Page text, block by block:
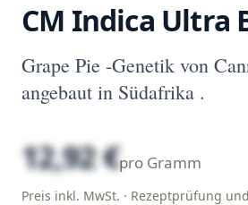
CM Indica Ultra
Grape Pie -Genetik von
angebaut in Südafrika .
12,92 €pro Gramm
Preis inkl. MwSt. · Rezeptprüfung